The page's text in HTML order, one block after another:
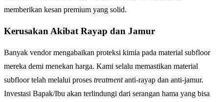
memberikan kesan premium yang solid.
Kerusakan Akibat Rayap dan Jamur
Banyak vendor mengabaikan proteksi kimia pada material subfloor
mereka demi menekan harga. Kami selalu memastikan material
subfloor telah melalui proses treatmentanti-rayap dan anti-jamur.
Investasi Bapak/Ibu akan terlindungi dari serangan hama yang bisa